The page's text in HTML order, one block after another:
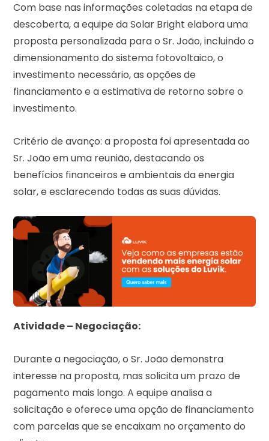
Com base nas informações coletadas na etapa de
descoberta, a equipe da Solar Bright elabora uma
proposta personalizada para o Sr. João, incluindo o
dimensionamento do sistema fotovoltaico, o
investimento necessário, as opções de
financiamento e a estimativa de retorno sobre o
investimento.
Critério de avanço: a proposta foi apresentada ao
Sr. João em uma reunião, destacando os
benefícios financeiros e ambientais da energia
solar, e esclarecendo todas as suas dúvidas.
Atividade – Negociação:
Durante a negociação, o Sr. João demonstra
interesse na proposta, mas solicita um prazo de
pagamento mais longo. A equipe analisa a
solicitação e oferece uma opção de financiamento
com parcelas que se encaixam no orçamento do